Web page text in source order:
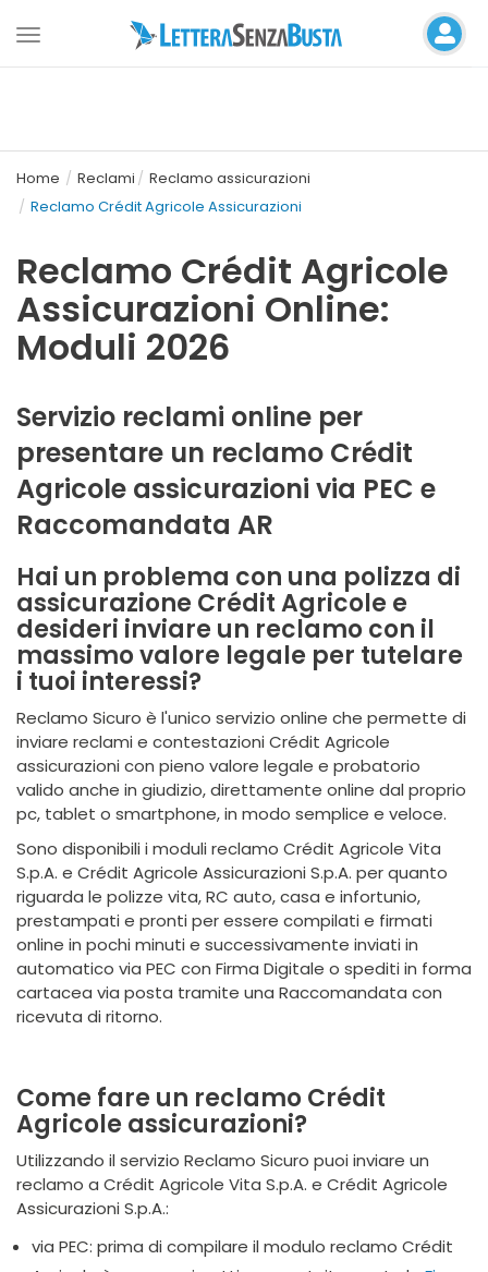
Toggle
Home Reclami
Reclamo assicurazioni
Reclamo Crédit Agricole Assicurazioni
Reclamo Crédit Agricole
Assicurazioni Online:
Moduli 2026
Servizio reclami online per
presentare un reclamo Crédit
Agricole assicurazioni via PEC e
Raccomandata AR
Hai un problema con una polizza di
assicurazione Crédit Agricole e
desideri inviare un reclamo con il
massimo valore legale per tutelare
i tuoi interessi?
Reclamo Sicuro è l'unico servizio online che permette di
inviare reclami e contestazioni Crédit Agricole
assicurazioni con pieno valore legale e probatorio
valido anche in giudizio, direttamente online dal proprio
pc, tablet o smartphone, in modo semplice e veloce.
Sono disponibili i moduli reclamo Crédit Agricole Vita
S.p.A. e Crédit Agricole Assicurazioni S.p.A. per quanto
riguarda le polizze vita, RC auto, casa e infortunio,
prestampati e pronti per essere compilati e firmati
online in pochi minuti e successivamente inviati in
automatico via PEC con Firma Digitale o spediti in forma
cartacea via posta tramite una Raccomandata con
ricevuta di ritorno.
Come fare un reclamo Crédit
Agricole assicurazioni?
Utilizzando il servizio Reclamo Sicuro puoi inviare un
reclamo a Crédit Agricole Vita S.p.A. e Crédit Agricole
Assicurazioni S.p.A.:
via PEC: prima di compilare il modulo reclamo Crédit